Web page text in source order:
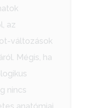
az
változások
Mégis, ha
nincs